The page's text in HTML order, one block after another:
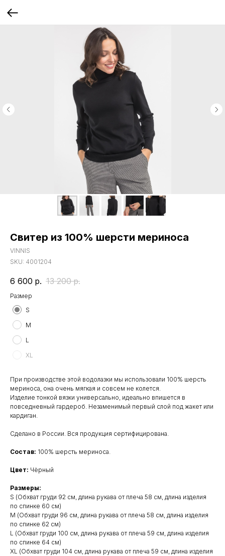
Свитер из 100% шерсти мериноса
VINNIS
SKU: 4001204
6 600 р. 13 200 р.
Размер
S
M
L
XL
При производстве этой водолазки мы использовали 100% шерсть
мериноса, она очень мягкая и совсем не колется.
Изделие тонкой вязки универсально, идеально впишется в
повседневный гардероб. Незаменимый первый слой под жакет или
кардиган.
Сделано в России. Вся продукция сертифицирована.
Состав: 100% шерсть мериноса.
Цвет: Чёрный
Размеры:
S (Обхват груди 92 см, длина рукава от плеча 58 см, длина изделия
по спинке 60 см)
M (Обхват груди 96 см, длина рукава от плеча 58 см, длина изделия
по спинке 62 см)
L (Обхват груди 100 см, длина рукава от плеча 59 см, длина изделия
по спинке 64 см)
XL (Обхват груди 104 см, длина рукава от плеча 59 см, длина изделия